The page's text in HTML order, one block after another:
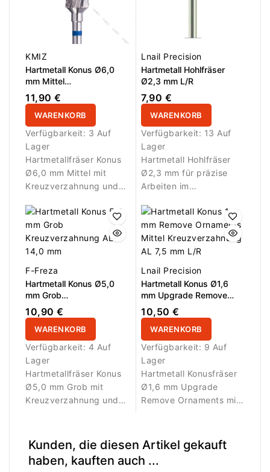
grobe Kreuzverzahnung
sorgt für maximale
während die Konusform
kontrolliertes Arbeiten
auf größeren Flächen
und entlang der
Nagelplatte ermöglicht.
KMIZ
Hartmetall Konus Ø6,0
mm Mittel
Kreuzverzahnung AL 13,0
mm
11,90 €
WARENKORB
Verfügbarkeit: 3 Auf
Lager
Hartmetallfräser Konus
Ø6,0 mm Mittel mit
Kreuzverzahnung und
Arbeitsfläche für
präzises Bearbeiten von
Modellagematerial.
Lnail Precision
Hartmetall Hohlfräser
Ø2,3 mm L/R
7,90 €
WARENKORB
Verfügbarkeit: 13 Auf
Lager
Hartmetall Hohlfräser
Ø2,3 mm für präzise
Arbeiten im
Entwickelt für
kontrolliertes Entfernen
von Material und
Detailarbeiten.
F-Freza
Hartmetall Konus Ø5,0
mm Grob
Kreuzverzahnung AL 14,0
mm
10,90 €
WARENKORB
Verfügbarkeit: 4 Auf
Lager
Hartmetallfräser Konus
Ø5,0 mm Grob mit
Kreuzverzahnung und
effizientes Abtragen
von Gel-, Acryl- und
Polygelmodellagen.
Lnail Precision
Hartmetall Konus Ø1,6
mm Upgrade Remove
Ornaments Mittel
Kreuzverzahnung AL 7,5
mm L/R
10,50 €
WARENKORB
Verfügbarkeit: 9 Auf
Lager
Hartmetall Konusfräser
Ø1,6 mm Upgrade
Remove Ornaments mit
AL 7,5 mm
Arbeitsfläche.
Entwickelt für präzises
Kunden, die diesen Artikel gekauft
haben, kauften auch ...